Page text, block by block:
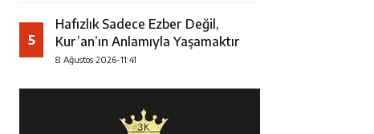
5
Hafızlık Sadece Ezber Değil,
Kur’an’ın Anlamıyla Yaşamaktır
8 Ağustos 2026-11:41